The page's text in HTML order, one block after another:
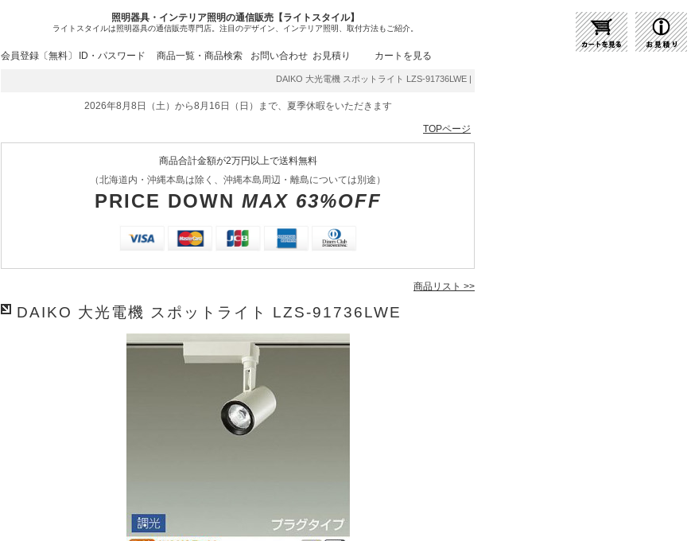
照明器具・インテリア照明の通信販売【ライトスタイル】
ライトスタイルは照明器具の通信販売専門店。注目のデザイン、インテリア照明、取付方法もご紹介。
会員登録〔無料〕 ID・パスワード 商品一覧・商品検索 お問い合わせ お見積り カートを見る
DAIKO 大光電機 スポットライト LZS-91736LWE | 商品紹介 | 照明器具の通販・インテリア照明の通信販売【
2026年8月8日（土）から8月16日（日）まで、夏季休暇をいただきます
TOPページ
商品合計金額が2万円以上で送料無料
（北海道内・沖縄本島は除く、沖縄本島周辺・離島については別途）
PRICE DOWN MAX 63%OFF
商品リスト >>
DAIKO 大光電機 スポットライト LZS-91736LWE